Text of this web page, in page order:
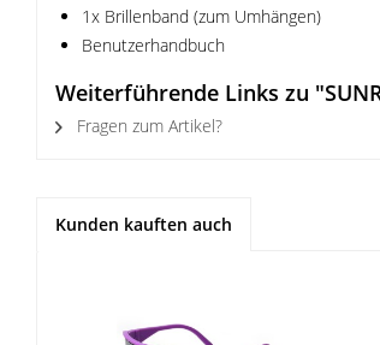
1x Brillenband (zum Umhängen)
Benutzerhandbuch
Weiterführende Links zu
Fragen zum Artikel?
Kunden kauften auch